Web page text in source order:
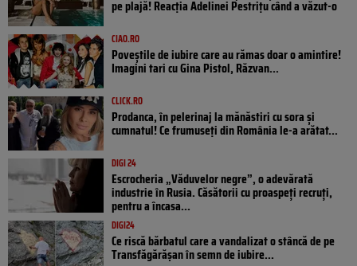
pe plajă! Reacția Adelinei Pestrițu când a văzut-o
CIAO.RO
Poveştile de iubire care au rămas doar o amintire!
Imagini tari cu Gina Pistol, Răzvan...
CLICK.RO
Prodanca, în pelerinaj la mănăstiri cu sora și
cumnatul! Ce frumuseți din România le-a arătat...
DIGI 24
Escrocheria „Văduvelor negre”, o adevărată
industrie în Rusia. Căsătorii cu proaspeți recruți,
pentru a încasa...
DIGI24
Ce riscă bărbatul care a vandalizat o stâncă de pe
Transfăgărășan în semn de iubire...